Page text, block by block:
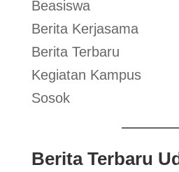
Beasiswa
Berita Kerjasama
Berita Terbaru
Kegiatan Kampus
Sosok
Berita Terbaru